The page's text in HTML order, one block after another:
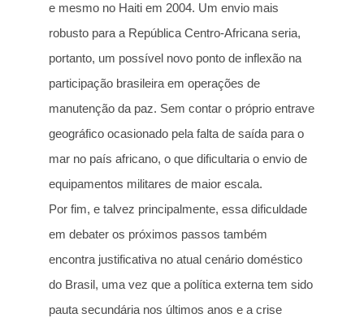
e mesmo no Haiti em 2004. Um envio mais
robusto para a República Centro-Africana seria,
portanto, um possível novo ponto de inflexão na
participação brasileira em operações de
manutenção da paz. Sem contar o próprio entrave
geográfico ocasionado pela falta de saída para o
mar no país africano, o que dificultaria o envio de
equipamentos militares de maior escala.
Por fim, e talvez principalmente, essa dificuldade
em debater os próximos passos também
encontra justificativa no atual cenário doméstico
do Brasil, uma vez que a política externa tem sido
pauta secundária nos últimos anos e a crise